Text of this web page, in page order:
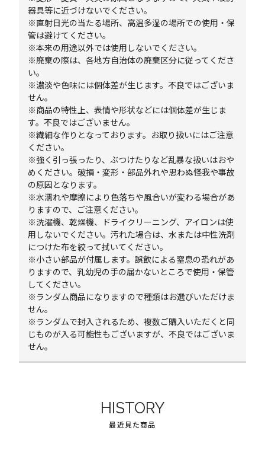
器具等に近づけないでください。
※直射日光の当たる場所、高温多湿の場所での使用・保
管は避けてください。
※本来の用途以外では使用しないでください。
※廃棄の際は、各地方自治体の廃棄区分に従ってくださ
い。
※濃淡や色味には個体差が生じます。不良ではございま
せん。
※商品の特性上、表情や形状などには個体差が生じま
す。不良ではございません。
※繊細な作りとなっております。お取り扱いにはご注意
ください。
※強く引っ張ったり、ぶつけたりなど乱暴な扱いはおや
めください。破損・変形・部品外れや思わぬ怪我や事故
の原因となります。
※水濡れや摩擦により色落ちや風合いが変わる場合があ
りますので、ご注意ください。
※洗濯機、乾燥機、ドライクリーニング、アイロンは使
用しないでください。汚れた場合は、水または中性洗剤
につけた布を絞って拭いてください。
※小さい部品が付属します。誤飲による窒息の恐れがあ
りますので、乳幼児の手の届かないところで使用・保管
してください。
※ランダム商品になりますので種類はお選びいただけま
せん。
※ランダムで封入されるため、複数ご購入いただくと同
じものが入る可能性もございますが、不良ではございま
せん。
HISTORY
最近見た商品